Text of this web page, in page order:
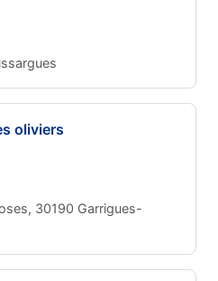
oliviers
30190 Garrigues-